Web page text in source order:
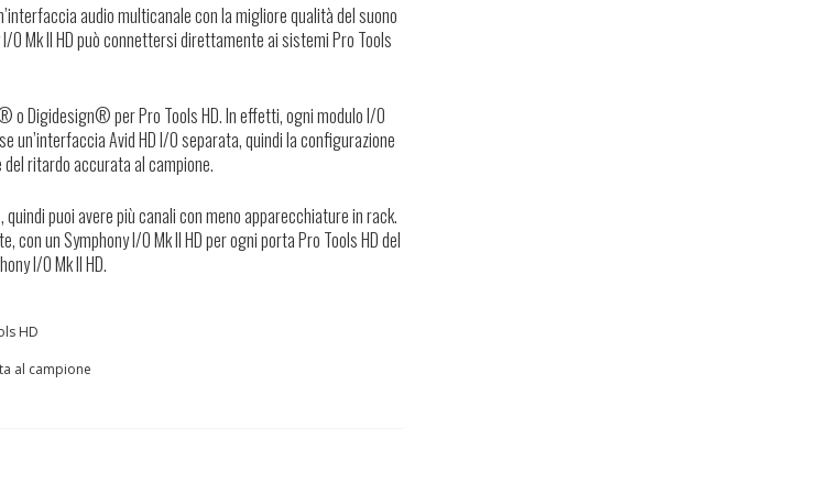
audio multicanale con la migliore qualità del suono
O Mk II HD può connettersi direttamente ai sistemi Pro Tools
o Digidesign® per Pro Tools HD. In effetti, ogni modulo I/O
un’interfaccia Avid HD I/O separata, quindi la configurazione
ritardo accurata al campione.
puoi avere più canali con meno apparecchiature in rack.
un Symphony I/O Mk II HD per ogni porta Pro Tools HD del
I/O Mk II HD.
HD
al campione